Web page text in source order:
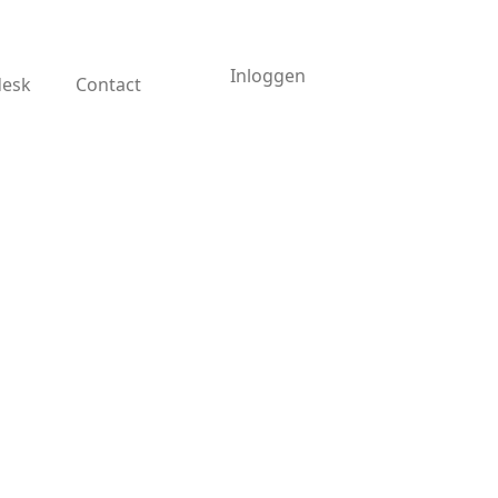
Contact Inloggen